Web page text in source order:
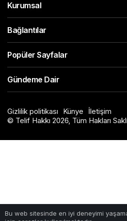
Bu web sitesinde en iyi deneyimi
Kurumsal
Bağlantılar
Popüler Sayfalar
Gündeme Dair
Gizlilik politikası Künye
İletişim
© Telif Hakkı 2026, Tüm Hakları